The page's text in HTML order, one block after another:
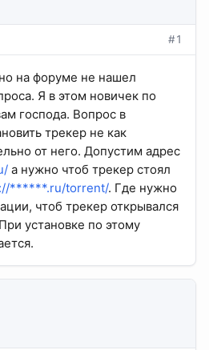
#1
на форуме не нашел
Я в этом новичек по
господа. Вопрос в
трекер не как
от него. Допустим адрес
а нужно чтоб трекер стоял
******.ru/torrent/. Где нужно
чтоб трекер открывался
установке по этому